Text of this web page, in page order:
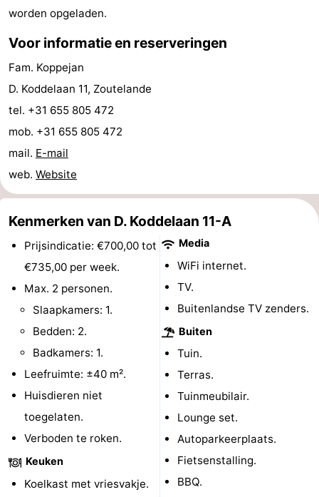
worden opgeladen.
Voor informatie en reserveringen
Fam. Koppejan
D. Koddelaan 11, Zoutelande
tel. +31 655 805 472
mob. +31 655 805 472
mail. E-mail
web. Website
Kenmerken van D. Koddelaan 11-A
Prijsindicatie: €700,00 tot
€735,00 per week.
Max. 2 personen.
Slaapkamers: 1.
Bedden: 2.
Badkamers: 1.
Leefruimte: ±40 m².
Huisdieren niet
toegelaten.
Verboden te roken.
Keuken
Koelkast met vriesvakje.
Media
WiFi internet.
TV.
Buitenlandse TV zenders.
Buiten
Tuin.
Terras.
Tuinmeubilair.
Lounge set.
Autoparkeerplaats.
Fietsenstalling.
BBQ.